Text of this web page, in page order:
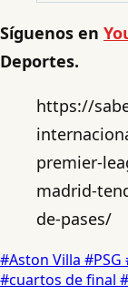
Síguenos en
Deportes.
https://
premier-
madrid-
de-pases/
#Aston Villa #PSG
#cuartos de final